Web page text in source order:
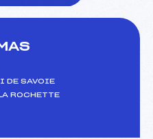
DE SAVOIE
ROCHETTE